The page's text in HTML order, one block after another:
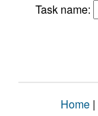
Task name:
Home |